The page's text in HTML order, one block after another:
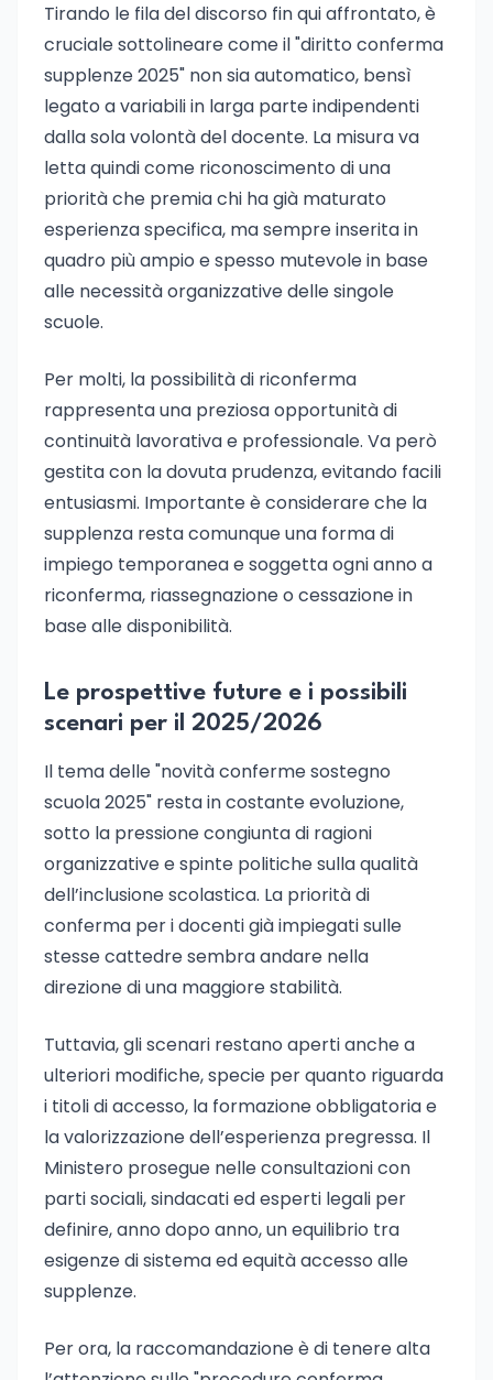
Tirando le fila del discorso fin qui affrontato, è
cruciale sottolineare come il "diritto conferma
supplenze 2025" non sia automatico, bensì
legato a variabili in larga parte indipendenti
dalla sola volontà del docente. La misura va
letta quindi come riconoscimento di una
priorità che premia chi ha già maturato
esperienza specifica, ma sempre inserita in
quadro più ampio e spesso mutevole in base
alle necessità organizzative delle singole
scuole.
Per molti, la possibilità di riconferma
rappresenta una preziosa opportunità di
continuità lavorativa e professionale. Va però
gestita con la dovuta prudenza, evitando facili
entusiasmi. Importante è considerare che la
supplenza resta comunque una forma di
impiego temporanea e soggetta ogni anno a
riconferma, riassegnazione o cessazione in
base alle disponibilità.
Le prospettive future e i possibili
scenari per il 2025/2026
Il tema delle "novità conferme sostegno
scuola 2025" resta in costante evoluzione,
sotto la pressione congiunta di ragioni
organizzative e spinte politiche sulla qualità
dell’inclusione scolastica. La priorità di
conferma per i docenti già impiegati sulle
stesse cattedre sembra andare nella
direzione di una maggiore stabilità.
Tuttavia, gli scenari restano aperti anche a
ulteriori modifiche, specie per quanto riguarda
i titoli di accesso, la formazione obbligatoria e
la valorizzazione dell’esperienza pregressa. Il
Ministero prosegue nelle consultazioni con
parti sociali, sindacati ed esperti legali per
definire, anno dopo anno, un equilibrio tra
esigenze di sistema ed equità accesso alle
supplenze.
Per ora, la raccomandazione è di tenere alta